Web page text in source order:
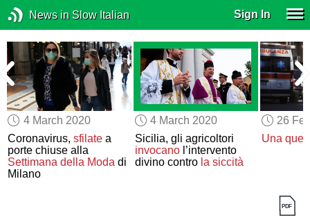
News in Slow Italian Sign In
4 March 2020
Coronavirus,sfilate a
porte chiuse alla
Settimana della Moda di
Milano
4 March 2020
Sicilia, gli agricoltori
invocanol’intervento
divino contro la siccità
26
Una